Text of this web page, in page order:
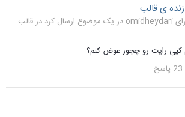
ی قالب
قالب
کپی رایت رو چجور عوض کنم؟